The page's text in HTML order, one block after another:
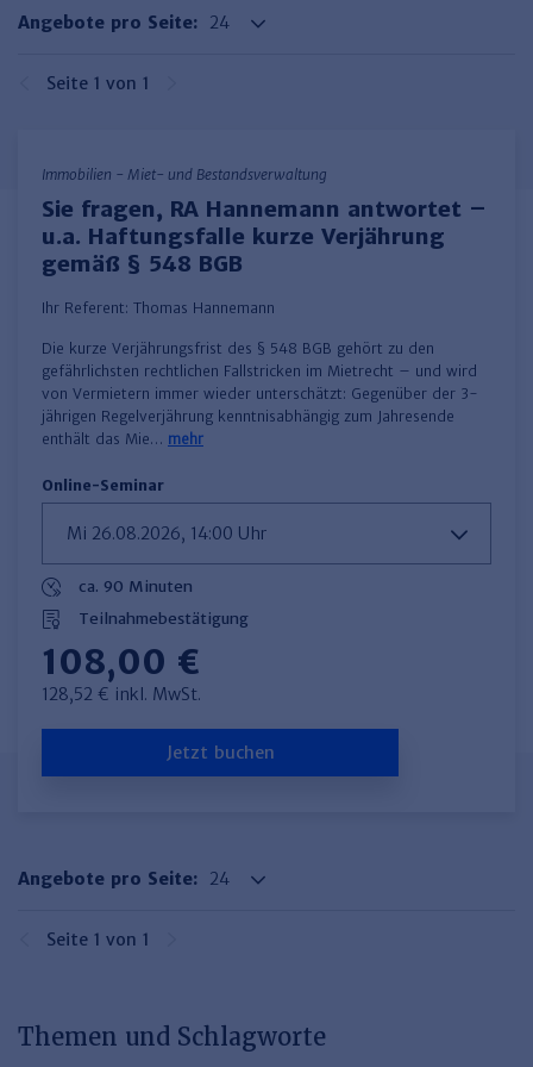
Haufe TVöD/TV-L Office
Angebote pro Seite:
Seite 1 von 1
Immobilien - Miet- und Bestandsverwaltung
Sie fragen, RA Hannemann antwortet –
u.a. Haftungsfalle kurze Verjährung
gemäß § 548 BGB
Ihr Referent: Thomas Hannemann
Die kurze Verjährungsfrist des § 548 BGB gehört zu den
gefährlichsten rechtlichen Fallstricken im Mietrecht – und wird
von Vermietern immer wieder unterschätzt: Gegenüber der 3-
jährigen Regelverjährung kenntnisabhängig zum Jahresende
enthält das Mie… mehr
Online-Seminar
ca. 90 Minuten
Teilnahmebestätigung
108,00 €
128,52 € inkl. MwSt.
Jetzt buchen
Angebote pro Seite:
Seite 1 von 1
Themen und Schlagworte